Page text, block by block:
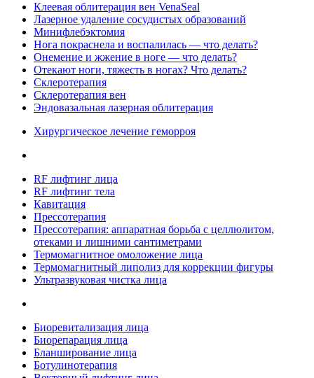
Клеевая облитерация вен VenaSeal
Лазерное удаление сосудистых образований
Минифлебэктомия
Нога покраснела и воспалилась — что делать?
Онемение и жжение в ноге — что делать?
Отекают ноги, тяжесть в ногах? Что делать?
Склеротерапия
Склеротерапия вен
Эндовазальная лазерная облитерация
Хирургическое лечение геморроя
RF лифтинг лица
RF лифтинг тела
Кавитация
Прессотерапия
Прессотерапия: аппаратная борьба с целлюлитом,
отеками и лишними сантиметрами
Термомагнитное омоложение лица
Термомагнитный липолиз для коррекции фигуры
Ультразвуковая чистка лица
Биоревитализация лица
Биорепарация лица
Бланширование лица
Ботулинотерапия